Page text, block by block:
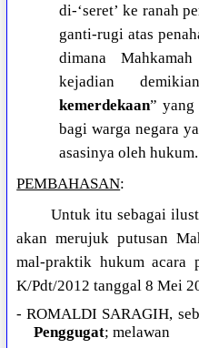
di-‘seret’ ke ranah
ganti-rugi atas
dimana
kejadian
kemerdekaan”
bagi warga negara
asasinya oleh hukum.
PEMBAHASAN:
Untuk itu sebagai
akan merujuk putusan
mal-praktik hukum acara
K/Pdt/2012 tanggal 8 Mei
- ROMALDI SARAGIH,
Penggugat; melawan